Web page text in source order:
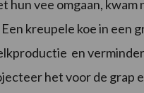
hun vee omgaan,
kreupele koe in
en
het voor de grap